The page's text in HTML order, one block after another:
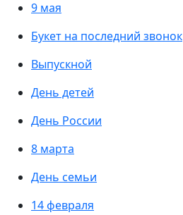
9 мая
Букет на последний звонок
Выпускной
День детей
День России
8 марта
День семьи
14 февраля